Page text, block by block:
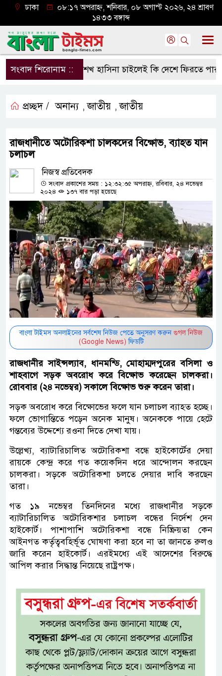
ঢাকা
০৮:১৭ অপরাহ্ন, শনিবার, ০৮ অগাস্ট ২০২৬, ২৪ শ্রাবণ
১৪৩৩ বঙ্গাব্দ
সংবাদ শিরোনাম ::শেখ হাসিনা চাইলেই কি দেশে ফিরতে পারবেন?
প্রচ্ছদ / অনান্য ,জাতীয় ,জাতীয়
রাজধানীতে অটোরিকশা চালকদের বিক্ষোভ, ব্যাহত যান
চলাচল
নিজস্ব প্রতিবেদক
সংবাদ প্রকাশের সময় : ১২:৩২:৩৫ অপরাহ্ন, রবিবার, ২৪ নভেম্বর
২০২৪
১৩৭ বার পড়া হয়েছে
বাংলা টাইমস অনলাইনের সর্বশেষ নিউজ পেতে অনুসরণ করুন গুগল নিউজ
(Google News) ফিডটি
রাজধানীর সাইন্সল্যাব, ধানমন্ডি, মোহাম্মদপুরের বসিলা ও
শাহবাগে সড়ক অবরোধ করে বিক্ষোভ করেছেন চালকরা।
রোববার (২৪ নভেম্বর) সকালে বিক্ষোভ শুরু করেন তারা।
সড়ক অবরোধ করে বিক্ষোভের ফলে যান চলাচল ব্যাহত হচ্ছে।
ফলে ভোগান্তিতে পড়েন অনেক মানুষ। অনেককে পায়ে হেটে
গন্তব্যের উদ্দেশ্যে রওনা দিতে দেখা যায়।
উল্লেখ্য, ব্যাটারিচালিত অটোরিকশা বন্ধে হাইকোর্টের দেয়া
রায়কে কেন্দ্র করে গত কয়েকদিন ধরে আন্দোলন করছেন
চালকরা। সড়কে অটোরিকশা চলতে দেয়ার দাবি করছেন
তারা।
গত ১৯ নভেম্বর তিনদিনের মধ্যে রাজধানীর সড়কে
ব্যাটারিচালিত অটোরিকশার চলাচল বন্ধের নির্দেশ দেন
হাইকোর্ট। পাশাপাশি অটোরিকশা বন্ধে নিষ্ক্রিয়তা কেন
আইনগত কর্তৃত্ববহির্ভূত ঘোষণা করা হবে না তা জানতে রুলও
জারি করেন হাইকোর্ট। এরইমধ্যে এই আদেশের বিরুদ্ধে
আপিল করার সিদ্ধান্ত নিয়েছে রাষ্ট্রপক্ষ।